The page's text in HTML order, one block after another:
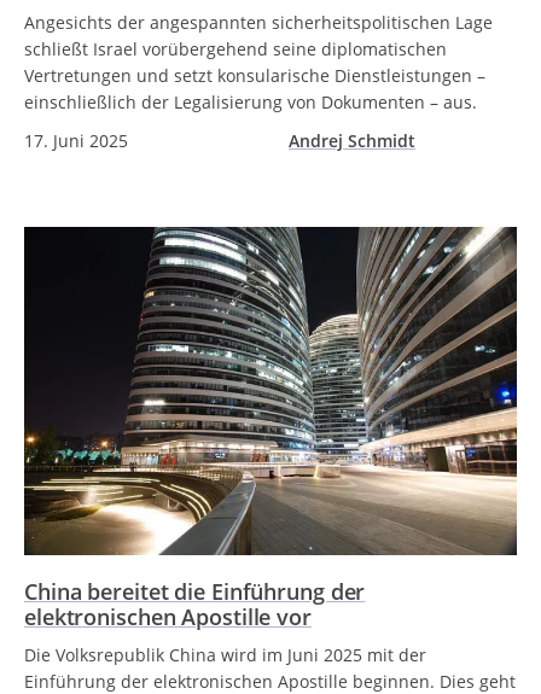
Angesichts der angespannten sicherheitspolitischen Lage
schließt Israel vorübergehend seine diplomatischen
Vertretungen und setzt konsularische Dienstleistungen –
einschließlich der Legalisierung von Dokumenten – aus.
17. Juni 2025
Andrej Schmidt
China bereitet die Einführung der
elektronischen Apostille vor
Die Volksrepublik China wird im Juni 2025 mit der
Einführung der elektronischen Apostille beginnen. Dies geht